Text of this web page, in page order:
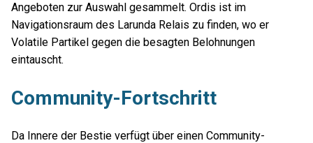
Angeboten zur Auswahl gesammelt. Ordis ist im
Navigationsraum des Larunda Relais zu finden, wo er
Volatile Partikel gegen die besagten Belohnungen
eintauscht.
Community-Fortschritt
Da Innere der Bestie verfügt über einen Community-